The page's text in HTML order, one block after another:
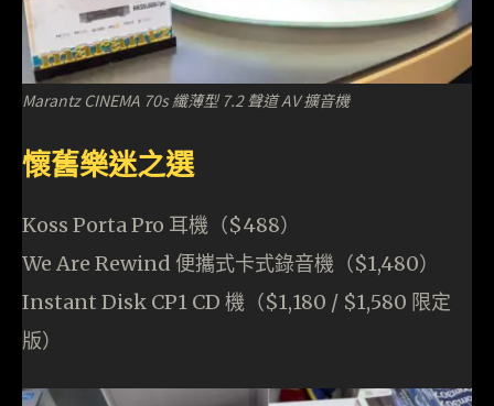
Marantz CINEMA 70s 纖薄型 7.2 聲道 AV 擴音機
懷舊樂迷之選
Koss Porta Pro 耳機（$488）
We Are Rewind 便攜式卡式錄音機（$1,480）
Instant Disk CP1 CD 機（$1,180 / $1,580 限定
版）